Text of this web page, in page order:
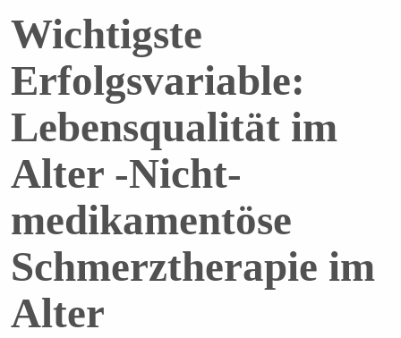
Wichtigste
Erfolgsvariable:
Lebensqualität im
Alter -Nicht-
medikamentöse
Schmerztherapie im
Alter